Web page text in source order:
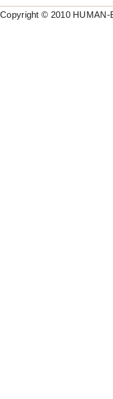
Copyright © 2010 HUMAN-